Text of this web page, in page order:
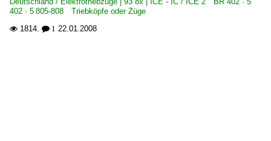
402 · 5 805-808 Triebköpfe oder Züge
 1814.  1 22.01.2008